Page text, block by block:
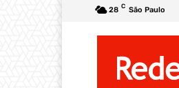
28 C São Paulo